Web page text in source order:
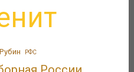
Рубин РФС